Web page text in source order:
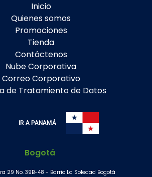
Inicio
Quienes somos
Promociones
Tienda
Contáctenos
Nube Corporativa
Correo Corporativo
de Tratamiento de Datos
IR A PANAMÁ
Bogotá
29 No. 39B-48 - Barrio La Soledad Bogotá